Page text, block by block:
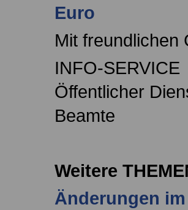
Euro
Mit freundlichen
INFO-SERVICE
Öffentlicher
Beamte
Weitere
Änderungen